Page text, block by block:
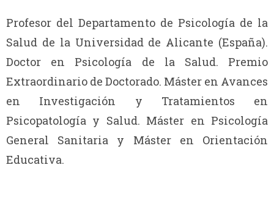
Profesor del Departamento de Psicología de la
Salud de la Universidad de Alicante (España).
Doctor en Psicología de la Salud. Premio
Extraordinario de Doctorado. Máster en Avances
en Investigación y Tratamientos en
Psicopatología y Salud. Máster en Psicología
General Sanitaria y Máster en Orientación
Educativa.